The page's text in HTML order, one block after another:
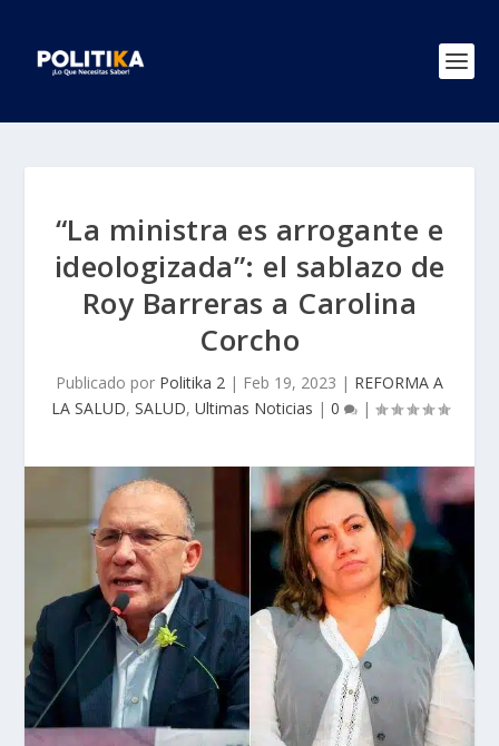
“La ministra es arrogante e
ideologizada”: el sablazo de
Roy Barreras a Carolina
Corcho
Publicado por Politika 2 | Feb 19, 2023 | REFORMA A
LA SALUD, SALUD, Ultimas Noticias | 0 |